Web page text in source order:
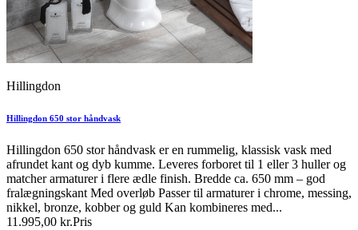
Hillingdon
Hillingdon 650 stor håndvask
Hillingdon 650 stor håndvask er en rummelig, klassisk vask med
afrundet kant og dyb kumme. Leveres forboret til 1 eller 3 huller og
matcher armaturer i flere ædle finish. Bredde ca. 650 mm – god
fralægningskant Med overløb Passer til armaturer i chrome, messing,
nikkel, bronze, kobber og guld Kan kombineres med...
11.995,00 kr.Pris